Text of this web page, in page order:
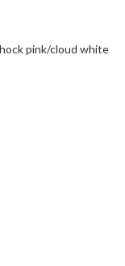
pink/cloud white